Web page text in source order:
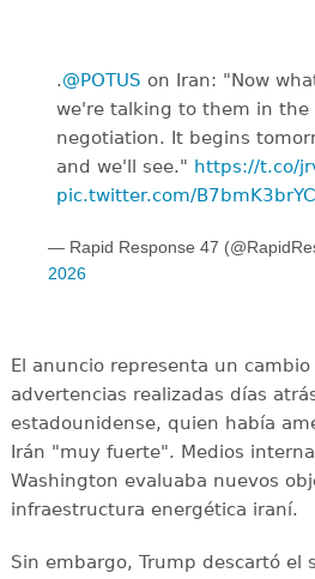
.@POTUS on Iran: "Now
we're talking to them in the
negotiation. It begins
and we'll see." https://t.co/
pic.twitter.com/B7bmK3brYC
— Rapid Response 47
2026
El anuncio representa un
advertencias realizadas días
estadounidense, quien había
Irán "muy fuerte". Medios
Washington evaluaba nuevos
infraestructura energética iraní.
Sin embargo, Trump descartó el